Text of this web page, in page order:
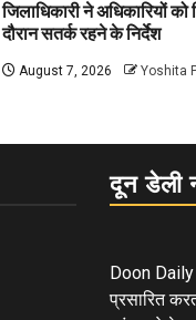
जिलाधिकारी ने अधिकारियों
दौरान सतर्क रहने के निर्देश
August 7, 2026 Yoshita
दून डेली
Doon
प्रसारित